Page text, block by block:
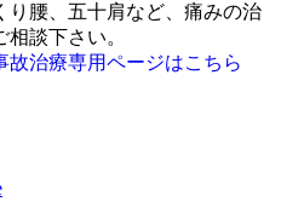
り腰、五十肩など、痛みの治
談下さい。
故治療専用ページはこちら